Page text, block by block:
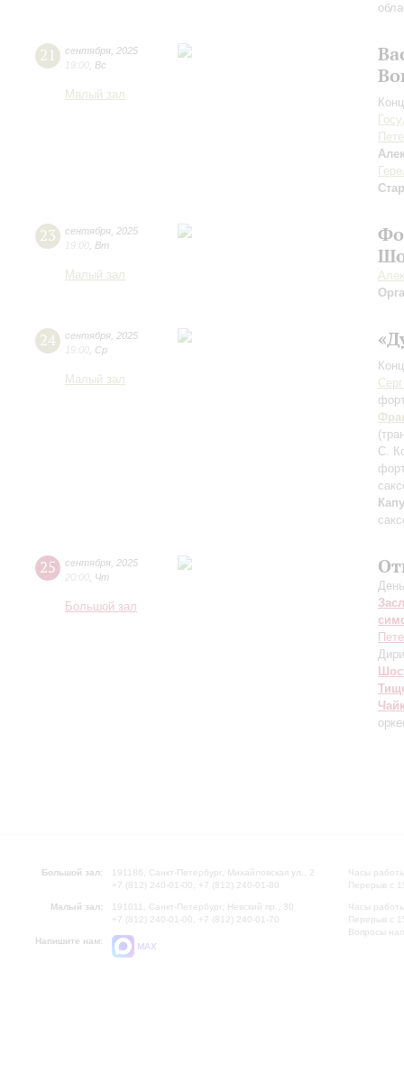
21 сентября 2025
19:00 Вс
Малый зал
23 сентября 2025
19:00 Вт
Малый зал
24 сентября 2025
19:00 Ср
Малый зал
С.
25 сентября 2025
20:00 Чт
Большой зал
Большой зал:
191186, Санкт-Петербург, Михайловская ул., 2
+7 (812) 240-01-00, +7 (812) 240-01-80
Малый зал:
191011, Санкт-Петербург, Невский пр., 30
+7 (812) 240-01-00, +7 (812) 240-01-70
Напишите нам:
MAX
Часы
Перерыв с
Часы
Перерыв с
Вопросы